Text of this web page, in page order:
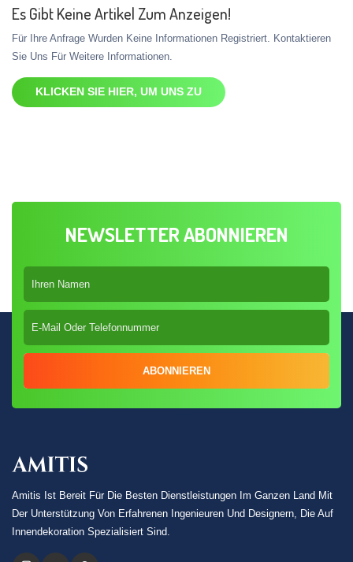
Es Gibt Keine Artikel Zum Anzeigen!
Für Ihre Anfrage Wurden Keine Informationen Registriert. Kontaktieren
Sie Uns Für Weitere Informationen.
KLICKEN SIE HIER, UM UNS ZU
NEWSLETTER ABONNIEREN
ABONNIEREN
Amitis Ist Bereit Für Die Besten Dienstleistungen Im Ganzen Land Mit
Der Unterstützung Von Erfahrenen Ingenieuren Und Designern, Die Auf
Innendekoration Spezialisiert Sind.